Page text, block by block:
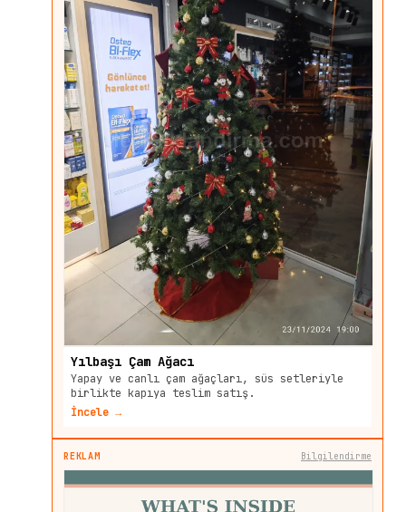
Yılbaşı Çam Ağacı
Yapay ve canlı çam ağaçları, süs setleriyle
birlikte kapıya teslim satış.
İncele →
REKLAM Bilgilendirme